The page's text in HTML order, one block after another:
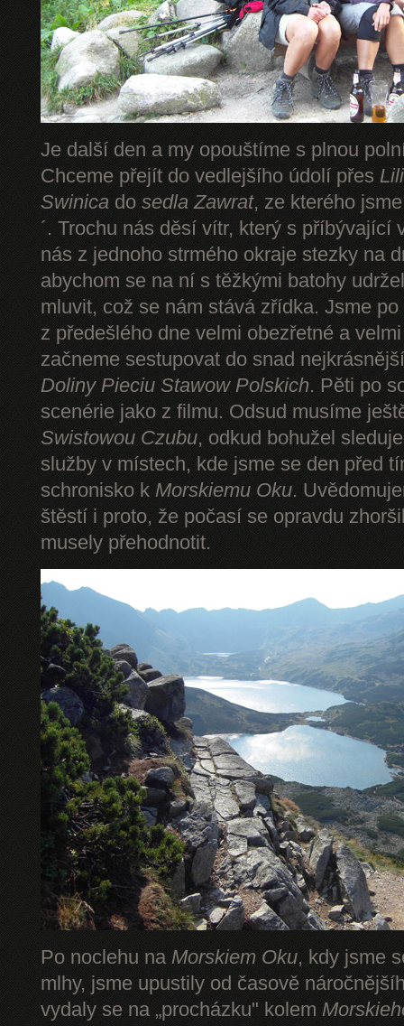
Je další den a my opouštíme s plnou
Chceme přejít do vedlejšího údolí přes
Swinica do sedla Zawrat, ze kterého
´. Trochu nás děsí vítr, který s příbývající
nás z jednoho strmého okraje stezky na
abychom se na ní s těžkými batohy
mluvit, což se nám stává zřídka. Jsme
z předešlého dne velmi obezřetné a
začneme sestupovat do snad
Doliny Pieciu Stawow Polskich. Pěti po
scenérie jako z filmu. Odsud musíme
Swistowou Czubu, odkud bohužel
služby v místech, kde jsme se den před
schronisko k Morskiemu Oku.
štěstí i proto, že počasí se opravdu
musely přehodnotit.
Po noclehu na Morskiem Oku, kdy jsme
mlhy, jsme upustily od časově
vydaly se na „procházku" kolem